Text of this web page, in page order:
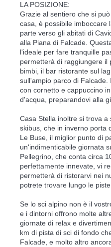
LA POSIZIONE:
Grazie al sentiero che si
casa, è possibile imboccare
parte verso gli abitati di
alla Piana di Falcade.
l'ideale per fare tranquille
permetterà di raggiungere il
bimbi, il bar ristorante sul
sull'ampio parco di
con cornetto e cappuccino
d'acqua, preparandovi alla
Casa Stella inoltre si trova
skibus, che in inverno porta
Le Buse, il miglior punto di
un'indimenticabile giornata
Pellegrino, che conta circa
perfettamente innevate, vi
permetterà di ristorarvi nei
potrete trovare lungo le piste.
Se lo sci alpino non è il
e i dintorni offrono molte
giornate di relax e
km di pista di sci di fondo
Falcade, e molto altro